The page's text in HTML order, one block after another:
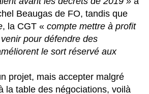
Beaugas de FO, tandis que
, la CGT « compte mettre à profit
pour défendre des
le sort réservé aux
projet, mais accepter malgré
la table des négociations, voilà